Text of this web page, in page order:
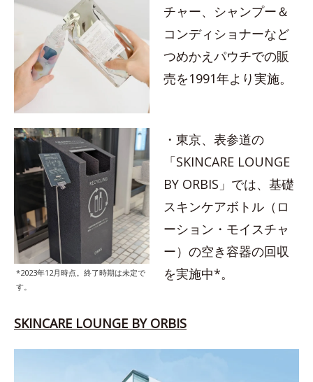
チャー、シャンプー＆
コンディショナーなど
つめかえパウチでの販
売を1991年より実施。
*2023年12月時点。終了時期は未定で
す。
・東京、表参道の
「SKINCARE LOUNGE
BY ORBIS」では、基礎
スキンケアボトル（ロ
ーション・モイスチャ
ー）の空き容器の回収
を実施中*。
SKINCARE LOUNGE BY ORBIS